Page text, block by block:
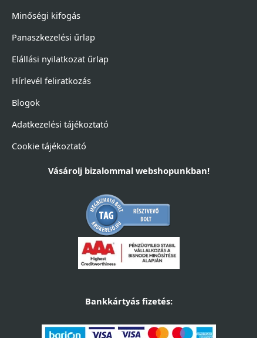
Minőségi kifogás
Panaszkezelési űrlap
Elállási nyilatkozat űrlap
Hírlevél feliratkozás
Blogok
Adatkezelési tájékoztató
Cookie tájékoztató
Vásárolj bizalommal webshopunkban!
Bankkártyás fizetés: